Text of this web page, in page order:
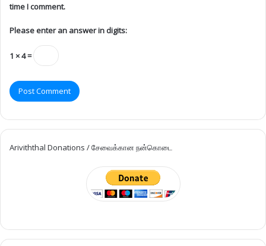
time I comment.
Please enter an answer in digits:
1 × 4 =
Ariviththal Donations / சேவைக்கான நன்கொடை